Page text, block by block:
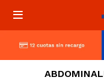
